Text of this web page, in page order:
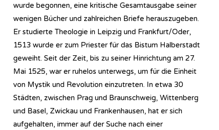
wurde begonnen, eine kritische Gesamtausgabe seiner
wenigen Bücher und zahlreichen Briefe herauszugeben.
Er studierte Theologie in Leipzig und Frankfurt/Oder,
1513 wurde er zum Priester für das Bistum Halberstadt
geweiht. Seit der Zeit, bis zu seiner Hinrichtung am 27.
Mai 1525, war er ruhelos unterwegs, um für die Einheit
von Mystik und Revolution einzutreten. In etwa 30
Städten, zwischen Prag und Braunschweig, Wittenberg
und Basel, Zwickau und Frankenhausen, hat er sich
aufgehalten, immer auf der Suche nach einer